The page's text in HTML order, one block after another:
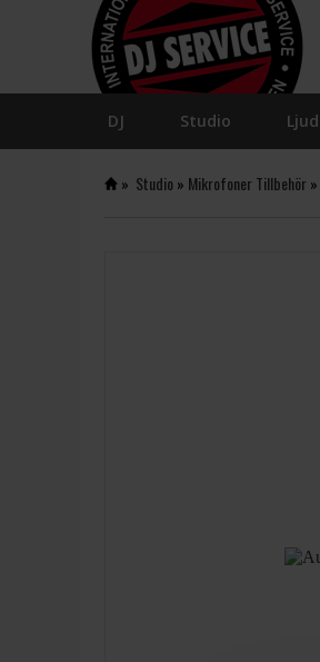
DJ Studio Ljud
» Studio» Mikrofoner Tillbehör»